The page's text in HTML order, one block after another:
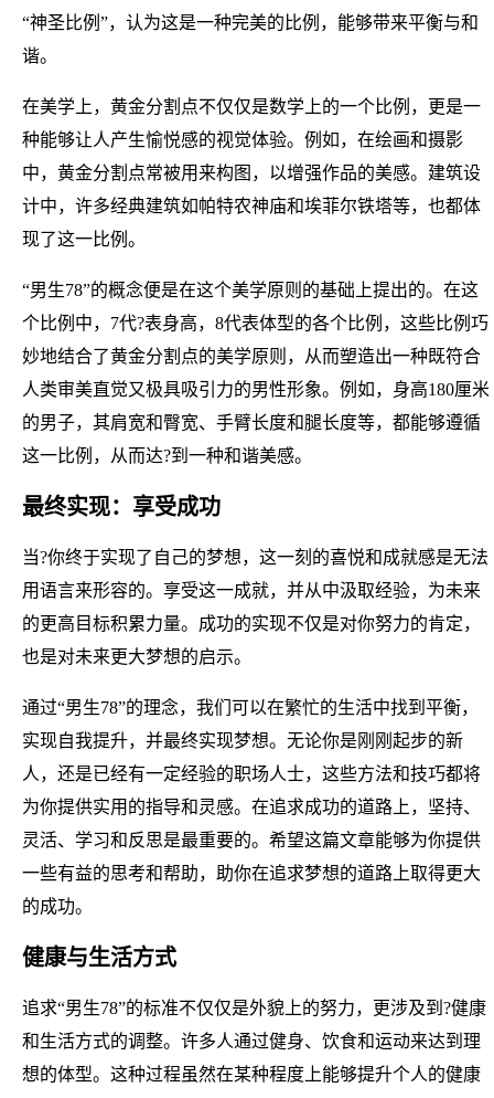
“神圣比例”，认为这是一种完美的比例，能够带来平衡与和
谐。
在美学上，黄金分割点不仅仅是数学上的一个比例，更是一
种能够让人产生愉悦感的视觉体验。例如，在绘画和摄影
中，黄金分割点常被用来构图，以增强作品的美感。建筑设
计中，许多经典建筑如帕特农神庙和埃菲尔铁塔等，也都体
现了这一比例。
“男生78”的概念便是在这个美学原则的基础上提出的。在这
个比例中，7代?表身高，8代表体型的各个比例，这些比例巧
妙地结合了黄金分割点的美学原则，从而塑造出一种既符合
人类审美直觉又极具吸引力的男性形象。例如，身高180厘米
的男子，其肩宽和臀宽、手臂长度和腿长度等，都能够遵循
这一比例，从而达?到一种和谐美感。
最终实现：享受成功
当?你终于实现了自己的梦想，这一刻的喜悦和成就感是无法
用语言来形容的。享受这一成就，并从中汲取经验，为未来
的更高目标积累力量。成功的实现不仅是对你努力的肯定，
也是对未来更大梦想的启示。
通过“男生78”的理念，我们可以在繁忙的生活中找到平衡，
实现自我提升，并最终实现梦想。无论你是刚刚起步的新
人，还是已经有一定经验的职场人士，这些方法和技巧都将
为你提供实用的指导和灵感。在追求成功的道路上，坚持、
灵活、学习和反思是最重要的。希望这篇文章能够为你提供
一些有益的思考和帮助，助你在追求梦想的道路上取得更大
的成功。
健康与生活方式
追求“男生78”的标准不仅仅是外貌上的努力，更涉及到?健康
和生活方式的调整。许多人通过健身、饮食和运动来达到理
想的体型。这种过程虽然在某种程度上能够提升个人的健康